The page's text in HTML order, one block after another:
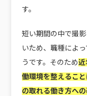
す。
短い期間の中で撮
いため、職種によ
うです。そのため近
働環境を整えるこ
の取れる働き方へ